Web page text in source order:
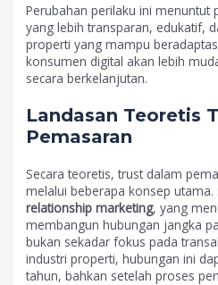
Perubahan perilaku ini menuntut
yang lebih transparan, edukatif,
properti yang mampu
konsumen digital akan lebih
secara berkelanjutan.
Landasan Teoretis
Pemasaran
Secara teoretis, trust dalam
melalui beberapa konsep
relationship marketing, yang
membangun hubungan jangka
bukan sekadar fokus pada
industri properti, hubungan ini
tahun, bahkan setelah proses